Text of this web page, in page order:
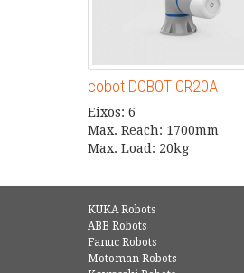
cobot DOBOT CR20A
Eixos: 6
Max. Reach: 1700mm
Max. Load: 20kg
KUKA Robots
ABB Robots
Fanuc Robots
Motoman Robots